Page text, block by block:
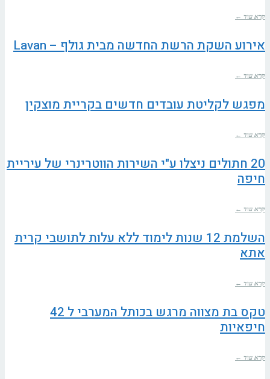
קרא עוד ←
אירוע השקת הרשת החדשה מבית גולף – Lavan
קרא עוד ←
מפגש לקליטת עובדים חדשים בקריית מוצקין
קרא עוד ←
20 חתולים ניצלו ע"י השירות הווטרינרי של עיריית
חיפה
קרא עוד ←
השלמת 12 שנות לימוד ללא עלות לתושבי קרית
אתא
קרא עוד ←
טקס בת מצווה מרגש בכותל המערבי ל 42
חיפאיות
קרא עוד ←